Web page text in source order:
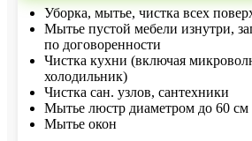
Уборка, мытье, чистка всех
Мытье пустой мебели изнутри,
по договоренности
Чистка кухни (включая
холодильник)
Чистка сан. узлов, сантехники
Мытье люстр диаметром до 60 см
Мытье окон